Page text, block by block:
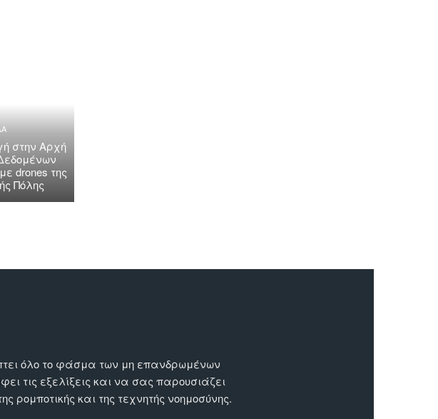
στην Αρχή
drones της
Πόλης
όλο το φάσμα των μη επανδρωμένων
τις εξελίξεις και να σας παρουσιάζει
ρομποτικής και της τεχνητής νοημοσύνης.